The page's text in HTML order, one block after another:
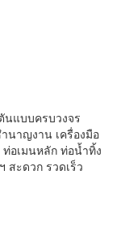
แบบครบวงจร
นาญงาน เครื่องมือ
อเมนหลัก ท่อน้ำทิ้ง
สะดวก รวดเร็ว